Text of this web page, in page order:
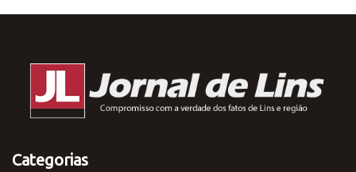
Categorias